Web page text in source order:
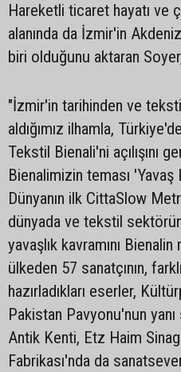
Hareketli ticaret hayatı ve
alanında da İzmir'in
biri olduğunu aktaran
"İzmir'in tarihinden ve
aldığımız ilhamla,
Tekstil Bienali'ni açılışını
Bienalimizin teması
Dünyanın ilk CittaSlow
dünyada ve tekstil
yavaşlık kavramını
ülkeden 57 sanatçının,
hazırladıkları eserler,
Pakistan Pavyonu'nun
Antik Kenti, Etz Haim
Fabrikası'nda da